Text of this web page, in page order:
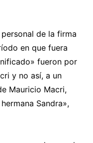
de la firma
en que fuera
fueron por
y no así, a un
Mauricio Macri,
Sandra»,